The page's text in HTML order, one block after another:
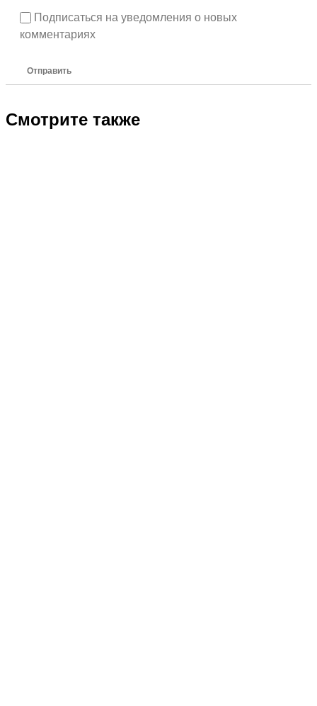
Подписаться на уведомления о новых
комментариях
Отправить
Смотрите также